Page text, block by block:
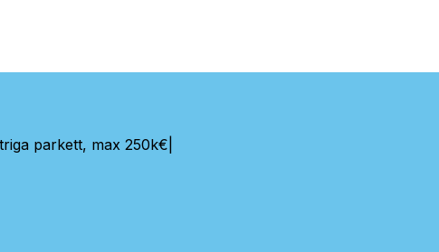
parkett, max 250k€